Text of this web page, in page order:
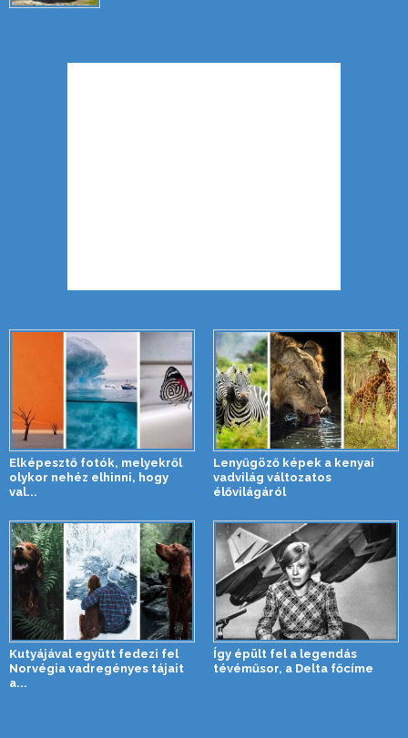
Elképesztő fotók, melyekről
olykor nehéz elhinni, hogy
val...
Lenyűgöző képek a kenyai
vadvilág változatos
élővilágáról
Kutyájával együtt fedezi fel
Norvégia vadregényes tájait
a...
Így épült fel a legendás
tévéműsor, a Delta főcíme